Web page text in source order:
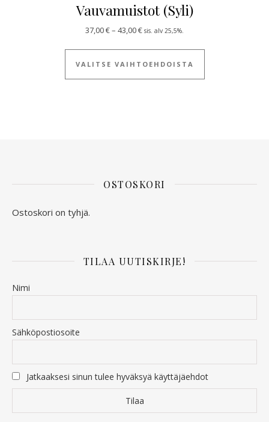
Vauvamuistot (Syli)
37,00€– 43,00€Hintaluokka: 37,00 € - 43,00 €
sis. alv 25,5%.
VALITSE VAIHTOEHDOISTA
Tällä tuotteella
OSTOSKORI
Ostoskori on tyhjä.
TILAA UUTISKIRJE!
Nimi
Sähköpostiosoite
Jatkaaksesi sinun tulee hyväksyä käyttäjäehdot